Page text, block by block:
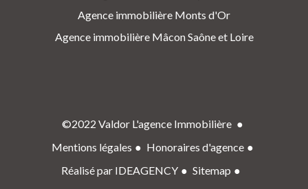
Agence immobilière Monts d'Or
Agence immobilière Mâcon Saône et Loire
©2022 Valdor L'agence Immobilière
Mentions légales
Honoraires d'agence
Réalisé par IDEAGENCY
Sitemap